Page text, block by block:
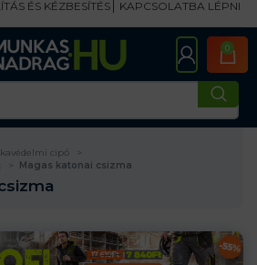
ÉS KÉZBESÍTÉS KAPCSOLATBA LÉPNI
0
cipő
Magas katonai csizma